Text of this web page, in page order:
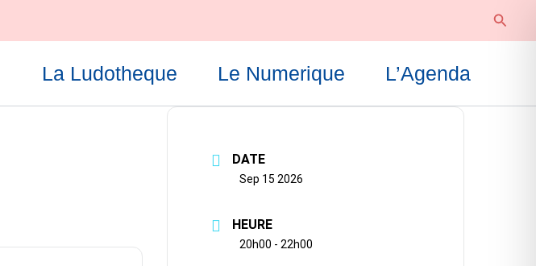
La Ludotheque Le Numerique L’Agenda
DATE
Sep 15 2026
HEURE
20h00 - 22h00